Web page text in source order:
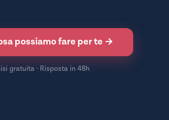
possiamo fare per te →
gratuita · Risposta in 48h